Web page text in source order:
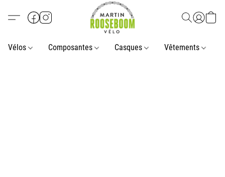
Vélos Composantes Casques Vêtements